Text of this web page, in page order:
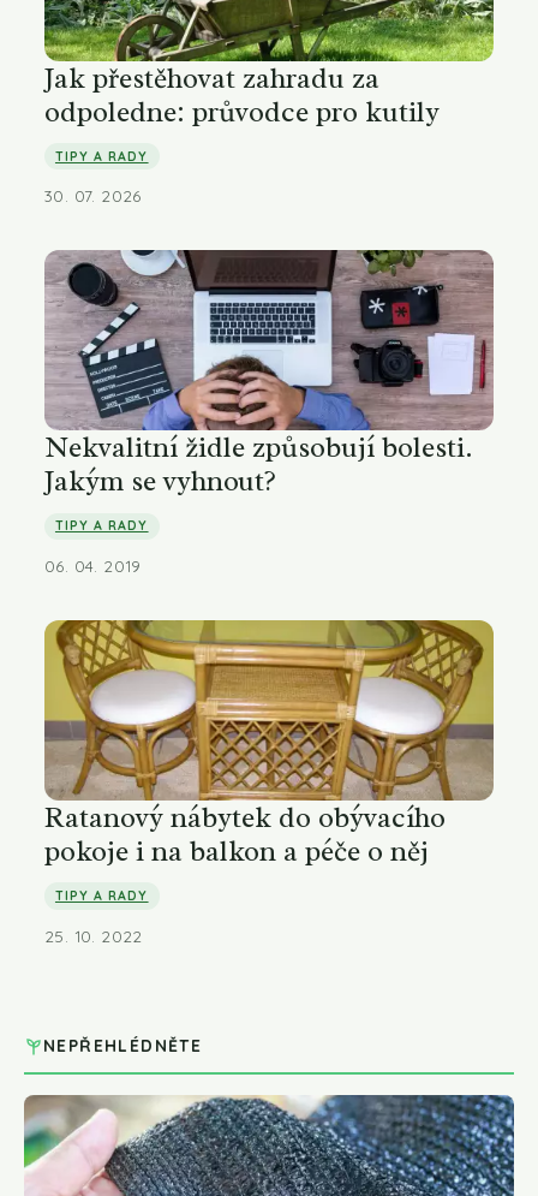
Jak přestěhovat zahradu za
odpoledne: průvodce pro kutily
TIPY A RADY
30. 07. 2026
Nekvalitní židle způsobují bolesti.
Jakým se vyhnout?
TIPY A RADY
06. 04. 2019
Ratanový nábytek do obývacího
pokoje i na balkon a péče o něj
TIPY A RADY
25. 10. 2022
NEPŘEHLÉDNĚTE